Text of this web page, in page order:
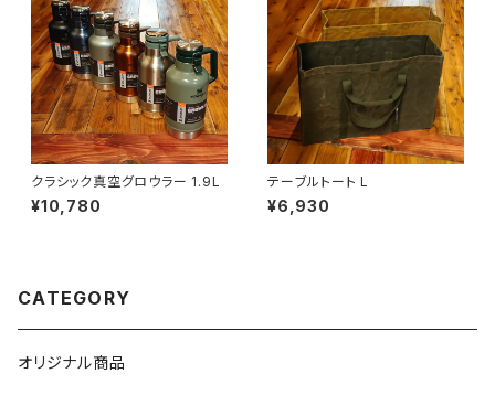
クラシック真空グロウラー 1.9L
¥10,780
テーブルトート L
¥6,930
CATEGORY
オリジナル商品